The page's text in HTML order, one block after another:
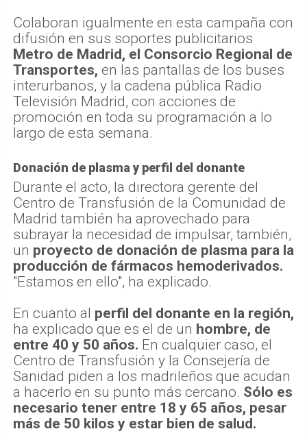
Colaboran igualmente en esta campaña con
difusión en sus soportes publicitarios
Metro de Madrid, el Consorcio Regional de
Transportes, en las pantallas de los buses
interurbanos, y la cadena pública Radio
Televisión Madrid, con acciones de
promoción en toda su programación a lo
largo de esta semana.
Donación de plasma y perfil del donante
Durante el acto, la directora gerente del
Centro de Transfusión de la Comunidad de
Madrid también ha aprovechado para
subrayar la necesidad de impulsar, también,
un proyecto de donación de plasma para la
producción de fármacos hemoderivados.
"Estamos en ello", ha explicado.
En cuanto al perfil del donante en la región,
ha explicado que es el de un hombre, de
entre 40 y 50 años. En cualquier caso, el
Centro de Transfusión y la Consejería de
Sanidad piden a los madrileños que acudan
a hacerlo en su punto más cercano. Sólo es
necesario tener entre 18 y 65 años, pesar
más de 50 kilos y estar bien de salud.